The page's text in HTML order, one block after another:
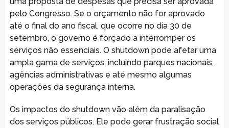
pelo Congresso. Se o orçamento não for aprovado
até o final do ano fiscal, que ocorre no dia 30 de
setembro, o governo é forçado a interromper os
serviços não essenciais. O shutdown pode afetar uma
ampla gama de serviços, incluindo parques nacionais,
agências administrativas e até mesmo algumas
operações da segurança interna.
Os impactos do shutdown vão além da paralisação
dos serviços públicos. Ele pode gerar frustração social